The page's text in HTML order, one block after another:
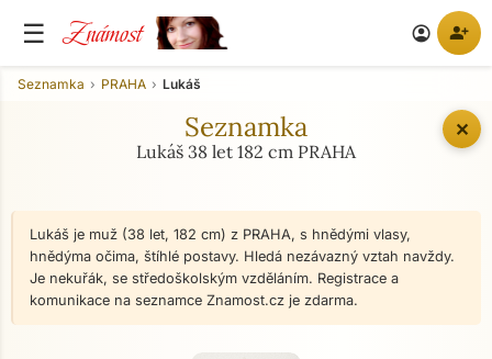
☰ Známost account_circle person_add
✕
Seznamka PRAHA Lukáš
Seznamka
Lukáš 38 let 182 cm PRAHA
Lukáš je muž (38 let, 182 cm) z PRAHA, s hnědými vlasy,
hnědýma očima, štíhlé postavy. Hledá nezávazný vztah navždy.
Je nekuřák, se středoškolským vzděláním. Registrace a
komunikace na seznamce Znamost.cz je zdarma.